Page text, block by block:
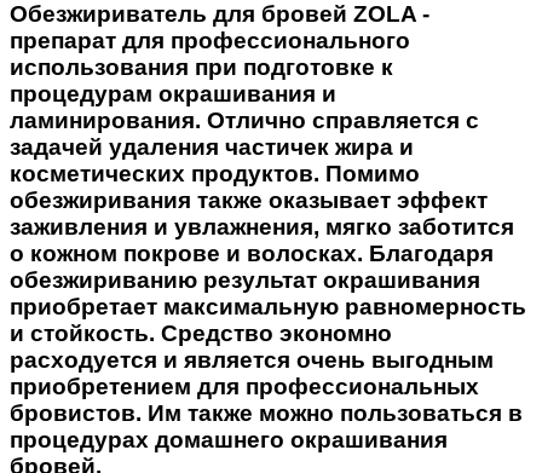
Обезжириватель для бровей ZOLA -
препарат для профессионального
использования при подготовке к
процедурам окрашивания и
ламинирования. Отлично справляется с
задачей удаления частичек жира и
косметических продуктов. Помимо
обезжиривания также оказывает эффект
заживления и увлажнения, мягко заботится
о кожном покрове и волосках. Благодаря
обезжириванию результат окрашивания
приобретает максимальную равномерность
и стойкость. Средство экономно
расходуется и является очень выгодным
приобретением для профессиональных
бровистов. Им также можно пользоваться в
процедурах домашнего окрашивания
бровей.